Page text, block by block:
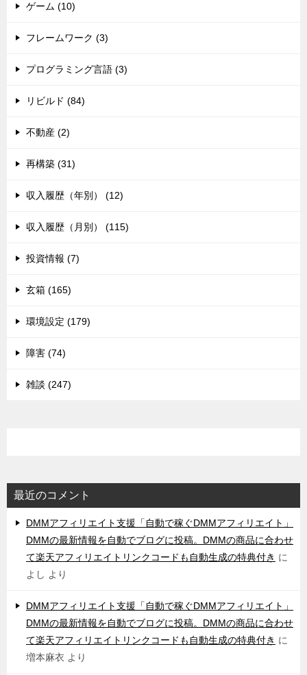
ゲーム (10)
フレームワーク (3)
プログラミング言語 (3)
リビルド (84)
不動産 (2)
再構築 (31)
収入履歴（年別） (12)
収入履歴（月別） (115)
投資情報 (7)
玄箱 (165)
環境設定 (179)
障害 (74)
雑談 (247)
最近のコメント
DMMアフィリエイト支援「自動で稼ぐDMMアフィリエイト」
DMMの最新情報を自動でブログに投稿。DMMの商品に合わせ
て楽天アフィリエイトリンクコードも自動生成の特典付き に
よし より
DMMアフィリエイト支援「自動で稼ぐDMMアフィリエイト」
DMMの最新情報を自動でブログに投稿。DMMの商品に合わせ
て楽天アフィリエイトリンクコードも自動生成の特典付き に
増本麻衣 より